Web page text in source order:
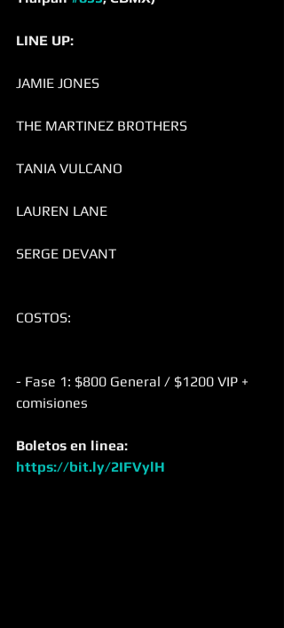
LINE UP:
JAMIE JONES
THE MARTINEZ BROTHERS
TANIA VULCANO
LAUREN LANE
SERGE DEVANT
COSTOS:
- Fase 1: $800 General / $1200 VIP +
comisiones
Boletos en linea:
https://bit.ly/2IFVylH